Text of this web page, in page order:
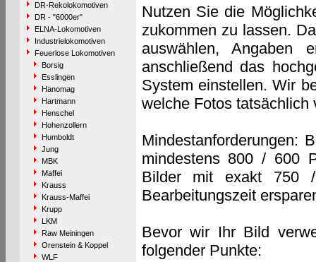
DR-Rekolokomotiven
DR - "6000er"
ELNA-Lokomotiven
Industrielokomotiven
Feuerlose Lokomotiven
Borsig
Esslingen
Hanomag
Hartmann
Henschel
Hohenzollern
Humboldt
Jung
MBK
Maffei
Krauss
Krauss-Maffei
Krupp
LKM
Raw Meiningen
Orenstein & Koppel
WLF
Nutzen Sie die
zukommen zu lassen.
auswählen, Angaben
anschließend das
System einstellen. Wir
welche Fotos tatsächlich
Mindestanforderungen:
mindestens 800 / 600
Bilder mit exakt 750
Bearbeitungszeit
Bevor wir Ihr Bild
folgender Punkte: